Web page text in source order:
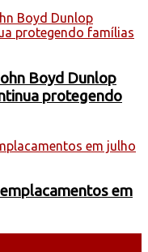
Boyd Dunlop
protegendo
em